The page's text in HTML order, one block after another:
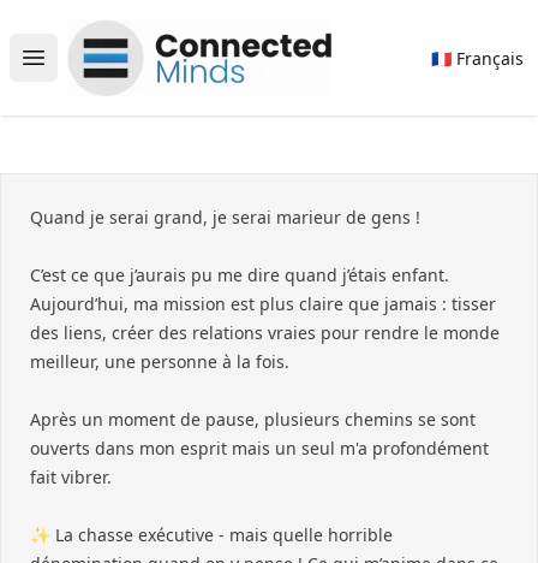
Open main menu
Connected Minds
🇫🇷 Français
Quand je serai grand, je serai marieur de gens !
C’est ce que j’aurais pu me dire quand j’étais enfant.
Aujourd’hui, ma mission est plus claire que jamais : tisser
des liens, créer des relations vraies pour rendre le monde
meilleur, une personne à la fois.
Après un moment de pause, plusieurs chemins se sont
ouverts dans mon esprit mais un seul m'a profondément
fait vibrer.
✨ La chasse exécutive - mais quelle horrible